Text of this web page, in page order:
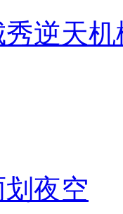
逆天机
夜空